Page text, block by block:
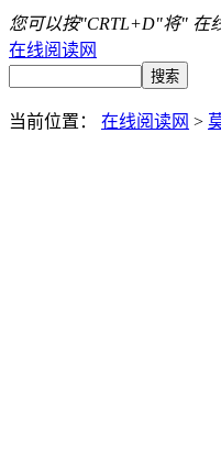
您可以按"CRTL+D"将" 在
在线阅读网
当前位置： 在线阅读网 >